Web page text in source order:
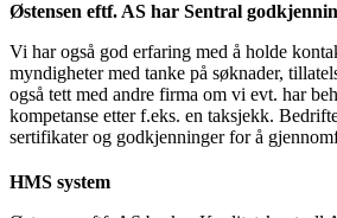
Østensen eftf. AS har Sentral
Vi har også god erfaring med å holde
myndigheter med tanke på søknader,
også tett med andre firma om vi evt. har
kompetanse etter f.eks. en taksjekk.
sertifikater og godkjenninger for å
HMS system